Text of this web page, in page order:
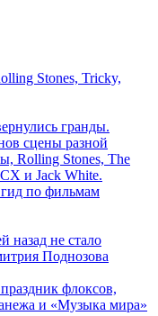
Stones, Tricky,
гранды.
сцены разной
Rolling Stones, The
и Jack White.
гид по фильмам
назад не стало
Поднозова
флоксов,
и «Музыка мира»